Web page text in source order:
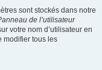
sont stockés dans notre
de l’utilisateur
votre nom d’utilisateur en
modifier tous les